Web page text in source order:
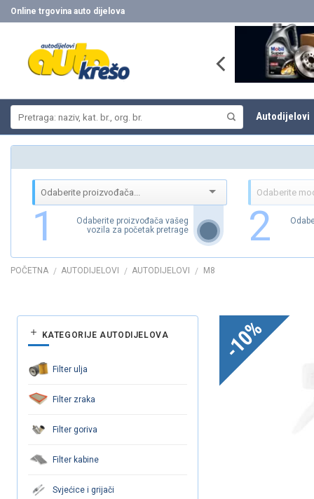
Skip
to
Online trgovina auto dijelova
Autodijelovi
1
Odaberite proizvođača vašeg
vozila za početak pretrage
2
POČETNA / AUTODIJELOVI / AUTODIJELOVI / M8
-10%
KATEGORIJE AUTODIJELOVA
Filter ulja
Filter zraka
Filter goriva
Filter kabine
Svjećice i grijači